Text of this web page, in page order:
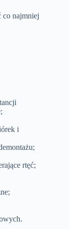
co najmniej
i
rtęć;